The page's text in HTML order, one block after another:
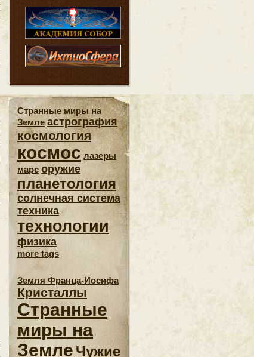
Странные миры на
Земле астрография
космология
космос лазеры
марс оружие
планетология
солнечная система
техника
технологии
физика
more tags
Земля Франца-Иосифа
Кристаллы
Странные
миры на
Земле Чужие